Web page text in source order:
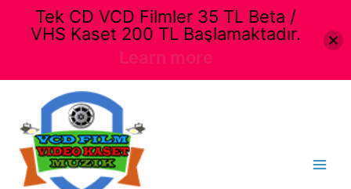
Tek CD VCD Filmler 35 TL Beta /
VHS Kaset 200 TL Başlamaktadır.
Learn more